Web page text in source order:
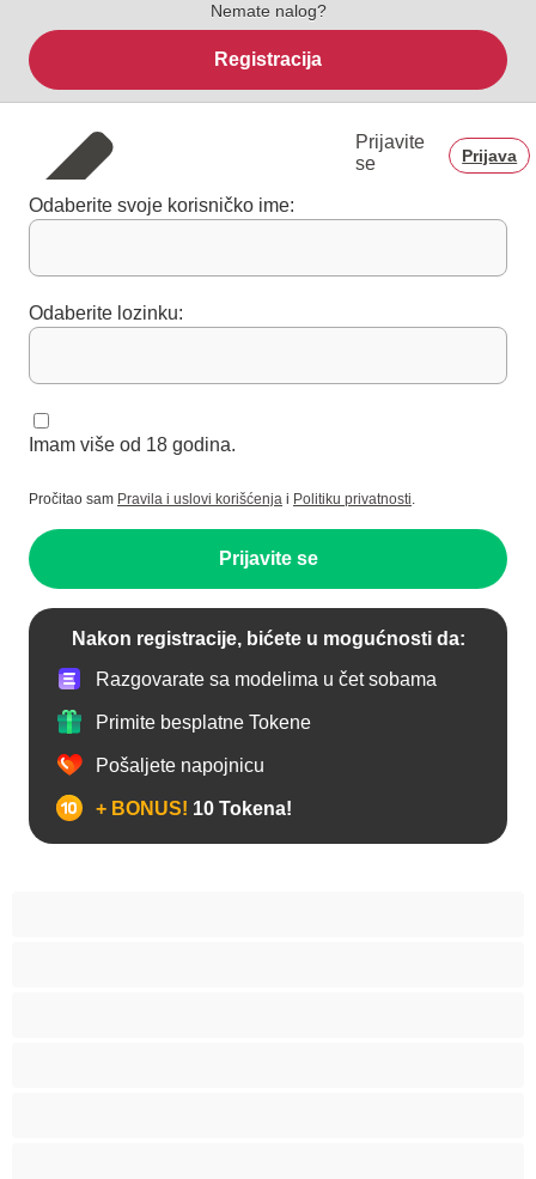
Nemate nalog?
Registracija
Prijavite
se
Prijava
Odaberite svoje korisničko ime:
Odaberite lozinku:
Imam više od 18 godina.
Pročitao sam Pravila i uslovi korišćenja i Politiku privatnosti.
Prijavite se
Nakon registracije, bićete u mogućnosti da:
Razgovarate sa modelima u čet sobama
Primite besplatne Tokene
Pošaljete napojnicu
+ BONUS! 10 Tokena!